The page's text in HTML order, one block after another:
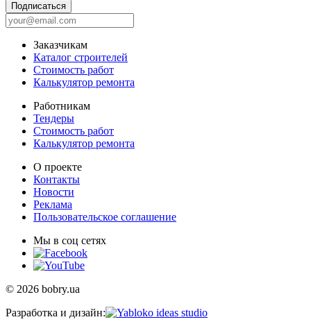
Подписаться
Заказчикам
Каталог строителей
Стоимость работ
Калькулятор ремонта
Работникам
Тендеры
Стоимость работ
Калькулятор ремонта
О проекте
Контакты
Новости
Реклама
Пользовательское соглашение
Мы в соц сетях
© 2026 bobry.ua
Разработка и дизайн: